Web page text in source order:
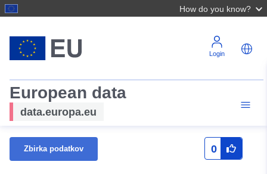
How do you know?
Login
European data
data.europa.eu
Zbirka podatkov 0